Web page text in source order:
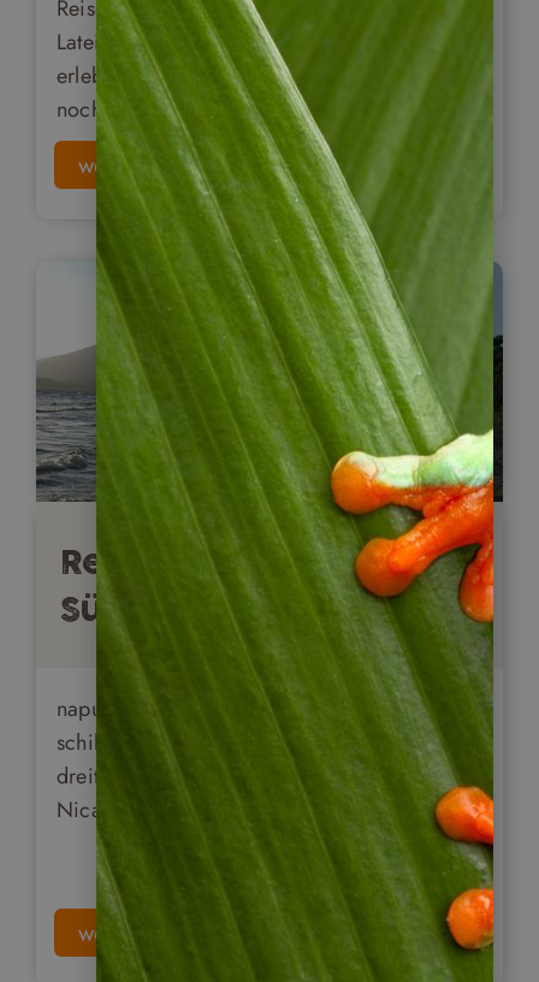
Reisefreunde, die ein authentisches Stück
Lateinamerika mit spannender Geschichte
erleben möchten, ist dieses Fleckchen Erde
noch immer ein Geheimtipp.
weiterlesen
Reisebericht: Der
Süden von Nicaragua
napur tours Geschäftsführer Stephan Martens
schildert seiner Eindrücke von einer
dreitägigen Gruppenreise durch den Süden
Nicaraguas.
weiterlesen